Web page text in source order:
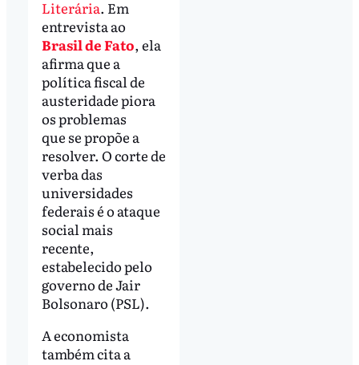
Literária. Em
entrevista ao
Brasil de Fato, ela
afirma que a
política fiscal de
austeridade piora
os problemas
que se propõe a
resolver. O corte de
verba das
universidades
federais é o ataque
social mais
recente,
estabelecido pelo
governo de Jair
Bolsonaro (PSL).
A economista
também cita a